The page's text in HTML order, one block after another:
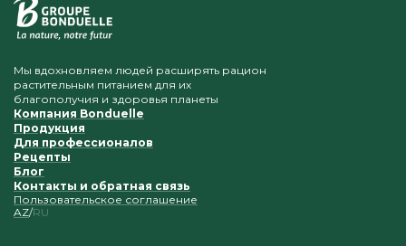
Мы вдохновляем людей расширять рацион
растительным питанием для их
благополучия и здоровья планеты
Компания Bonduelle
Продукция
Для профессионалов
Рецепты
Блог
Контакты и обратная связь
Пользовательское соглашение
AZ RU